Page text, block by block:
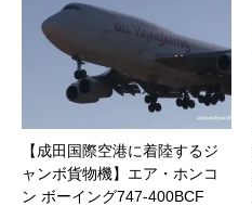
【成田国際空港に着陸するジ
ャンボ貨物機】エア・ホンコ
ン ボーイング747-400BCF